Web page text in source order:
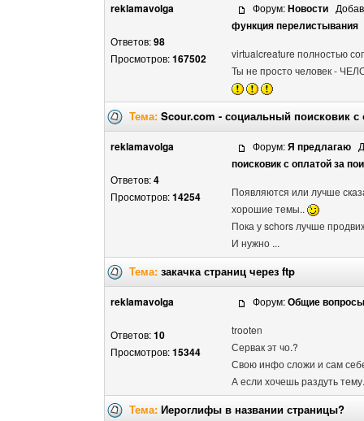
reklamavolga
Ответов:98
Просмотров:167502
Форум:Новости
функция перелистывания
virtualcreature полностью
Ты не просто человек -
Тема: Scour.com - социальный поисковик с
reklamavolga
Ответов:4
Просмотров:14254
Форум:Я предлагаю
поисковик с оплатой за
Появляются или лучше
хорошие темы..
Пока у schors лучше
И нужно ...
Тема: закачка страниц через ftp
reklamavolga
Ответов:10
Просмотров:15344
Форум:Общие вопросы
trooten
Сервак эт чо.?
Свою инфо сложи и сам
А если хочешь раздуть
Тема: Иероглифы в названии страницы?